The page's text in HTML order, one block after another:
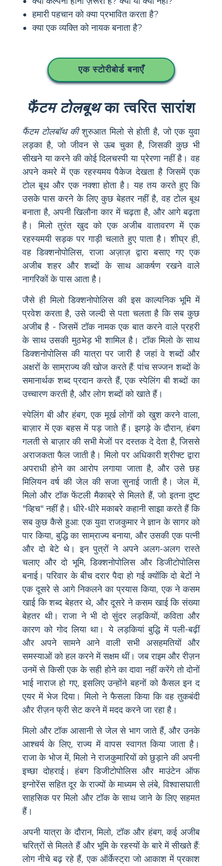
हमारी पहचान को क्या प्रभावित करता है?
क्या एक व्यक्ति को नायक बनाता है?
एक स्टोरीबोर्ड बनाएँ
फैंटम टोलबूथका त्वरित सारांश
फैंटम टोलबॉथ कीशुरुआत मिलो से होती है, जो एक युवा
लड़का है, जो जीवन से ऊब चुका है, जिसकी कुछ भी
सीखने या करने की कोई दिलचस्पी या प्रेरणा नहीं है। वह
अपने कमरे में एक रहस्यमय पैकेज देखता है जिसमें एक
टोल बूथ और एक नक्शा होता है। यह तय करते हुए कि
उसके पास करने के लिए कुछ बेहतर नहीं है, वह टोल बूथ
बनाता है, अपनी खिलौना कार में चढ़ता है, और आगे बढ़ता
है। मिलो तुरंत खुद को एक अजीब वातावरण में एक
रहस्यमयी सड़क पर गाड़ी चलाते हुए पाता है। शीघ्र ही,
वह डिक्शनोपोलिस, राजा अज़ाज़ द्वारा बसाए गए एक
अजीब शहर और शब्दों के साथ आकर्षण रखने वाले
नागरिकों के पास आता है।
जैसे ही मिलो डिक्शनोपोलिस की इस काल्पनिक भूमि में
प्रवेश करता है, उसे जल्दी से पता चलता है कि सब कुछ
अजीब है - जिसमें टॉक नामक एक बात करने वाले प्रहरी
के साथ उसकी मुठभेड़ भी शामिल है। टॉक मिलो के साथ
डिक्शनोपोलिस की यात्रा पर जारी है जहां वे शब्दों और
अक्षरों के साम्राज्य की खोज करते हैं: पांच सज्जन शब्दों के
समानार्थक शब्द प्रदान करते हैं, एक स्पेलिंग बी शब्दों का
उच्चारण करती है, और लोग शब्दों को खाते हैं।
स्पेलिंग बी और हंबग, एक मूर्ख लोगों को खुश करने वाला,
बाज़ार में एक बहस में पड़ जाते हैं। झगड़े के दौरान, हंबग
गलती से बाज़ार की सभी मेजों पर दस्तक दे देता है, जिससे
अराजकता फैल जाती है। मिलो पर अधिकारी श्रीफ्ट द्वारा
अपराधी होने का आरोप लगाया जाता है, और उसे छह
मिलियन वर्ष की जेल की सजा सुनाई जाती है। जेल में,
मिलो और टॉक फेंटली मैकाब्रे से मिलते हैं, जो इतना दुष्ट
"व्हिच" नहीं है। धीरे-धीरे मकाबरे कहानी साझा करते हैं कि
सब कुछ कैसे हुआ: एक युवा राजकुमार ने ज्ञान के सागर को
पार किया, बुद्धि का साम्राज्य बनाया, और उसकी एक पत्नी
और दो बेटे थे। इन पुत्रों ने अपने अलग-अलग रास्ते
चलाए और दो भूमि, डिक्शनोपोलिस और डिजीटोपोलिस
बनाई। परिवार के बीच दरार पैदा हो गई क्योंकि दो बेटों ने
एक दूसरे से आगे निकलने का प्रयास किया, एक ने कसम
खाई कि शब्द बेहतर थे, और दूसरे ने कसम खाई कि संख्या
बेहतर थी। राजा ने भी दो सुंदर लड़कियों, कविता और
कारण को गोद लिया था। ये लड़कियां बुद्धि में पली-बढ़ीं
और अपने सामने आने वाली सभी असहमतियों और
समस्याओं को हल करने में सक्षम थीं। जब राइम और रीज़न
उनमें से किसी एक के सही होने का दावा नहीं करेंगे तो दोनों
भाई नाराज हो गए, इसलिए उन्होंने बहनों को कैसल इन द
एयर में भेज दिया। मिलो ने फैसला किया कि वह तुकबंदी
और रीज़न फ्री सेट करने में मदद करने जा रहा है।
मिलो और टॉक आसानी से जेल से भाग जाते हैं, और उनके
आश्चर्य के लिए, राज्य में वापस स्वागत किया जाता है।
राजा के भोज में, मिलो ने राजकुमारियों को छुड़ाने की अपनी
इच्छा दोहराई। हंबग डिजीटोपोलिस और माउंटेन ऑफ
इग्नोरेंस सहित दूर के राज्यों के माध्यम से लंबे, विश्वासघाती
साहसिक पर मिलो और टॉक के साथ जाने के लिए सहमत
हैं।
अपनी यात्रा के दौरान, मिलो, टॉक और हंबग, कई अजीब
चरित्रों से मिलते हैं और भूमि के रहस्यों के बारे में सीखते हैं:
लोग नीचे बढ़ रहे हैं, एक ऑर्केस्ट्रा जो आकाश में प्रकाश